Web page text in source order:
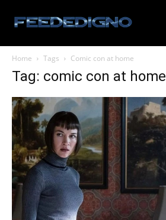
Home Tags Comic con at home
Tag: comic con at home